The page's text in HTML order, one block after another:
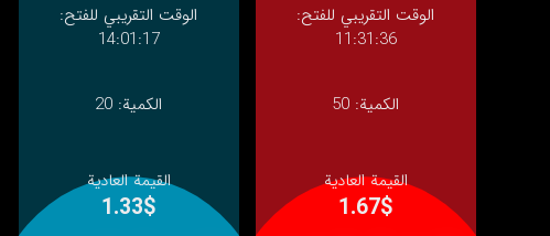
الوقت التقريبي للفتح:
11:31:36
الكمية: 50
القيمة العادية
1.67$
الوقت التقريبي للفتح:
14:01:17
الكمية: 20
القيمة العادية
1.33$